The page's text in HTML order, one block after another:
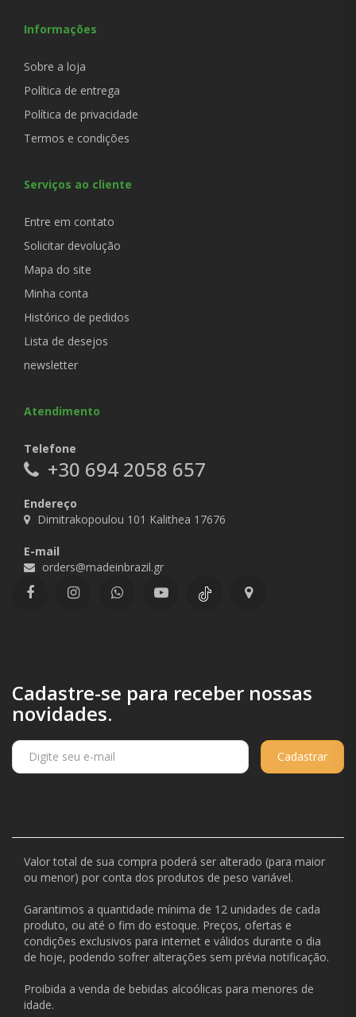
Informações
Sobre a loja
Política de entrega
Política de privacidade
Termos e condições
Serviços ao cliente
Entre em contato
Solicitar devolução
Mapa do site
Minha conta
Histórico de pedidos
Lista de desejos
newsletter
Atendimento
Telefone
+30 694 2058 657
Endereço
Dimitrakopoulou 101 Kalithea 17676
E-mail
orders@madeinbrazil.gr
Cadastre-se para receber nossas
novidades.
Cadastrar
Valor total de sua compra poderá ser alterado (para maior
ou menor) por conta dos produtos de peso variável.
Garantimos a quantidade mínima de 12 unidades de cada
produto, ou até o fim do estoque. Preços, ofertas e
condições exclusivos para internet e válidos durante o dia
de hoje, podendo sofrer alterações sem prévia notificação.
Proibida a venda de bebidas alcoólicas para menores de
idade.